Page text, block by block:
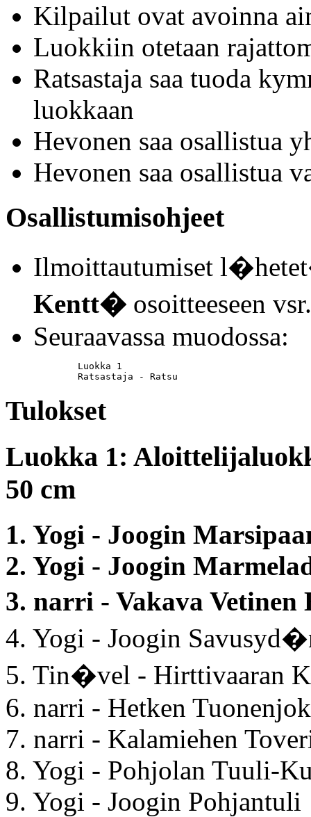
Kilpailut ovat avoinna
Luokkiin otetaan
Ratsastaja saa tuoda
luokkaan
Hevonen saa osallistua
Hevonen saa osallistua
Osallistumisohjeet
Ilmoittautumiset
Kentt�osoitteeseen
Seuraavassa muodossa:
	Ratsastaja - Ratsu
Tulokset
Luokka 1:
50 cm
1. Yogi - Joogin
2. Yogi - Joogin
3. narri - Vakava
4. Yogi - Joogin
5. Tin�vel - Hirttivaaran
6. narri - Hetken
7. narri - Kalamiehen
8. Yogi - Pohjolan Tuuli-
9. Yogi - Joogin Pohjantuli